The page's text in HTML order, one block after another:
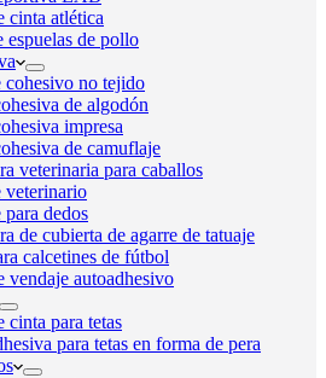
cinta atlética
espuelas de pollo
cohesivo no tejido
de algodón
impresa
de camuflaje
veterinaria para caballos
veterinario
para dedos
de cubierta de agarre de tatuaje
calcetines de fútbol
vendaje autoadhesivo
cinta para tetas
para tetas en forma de pera